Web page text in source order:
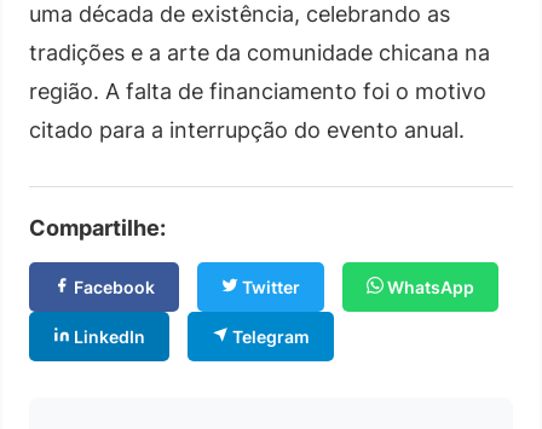
uma década de existência, celebrando as
tradições e a arte da comunidade chicana na
região. A falta de financiamento foi o motivo
citado para a interrupção do evento anual.
Compartilhe:
Facebook Twitter WhatsApp
LinkedIn Telegram